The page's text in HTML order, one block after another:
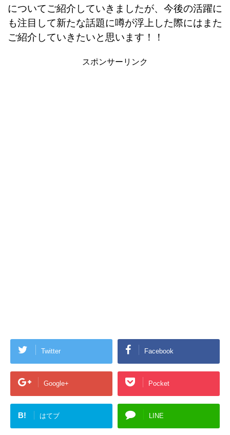
についてご紹介していきましたが、今後の活躍に
も注目して新たな話題に噂が浮上した際にはまた
ご紹介していきたいと思います！！
スポンサーリンク
Twitter Facebook
Google+ Pocket
B! はてブ LINE